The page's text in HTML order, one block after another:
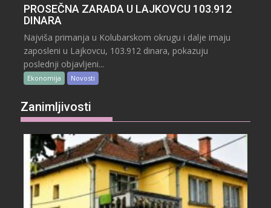
PROSEČNA ZARADA U LAJKOVCU 103.912
DINARA
Najviša primanja u Kolubarskom okrugu i dalje imaju
zaposleni u Lajkovcu, 103.912 dinara, pokazuju
poslednji objavljeni...
Ekonomija Novosti
Zanimljivosti